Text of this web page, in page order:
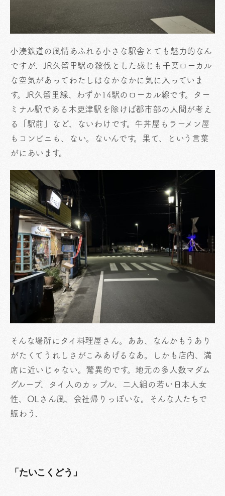
小湊鉄道の風情あふれる小さな駅舎とても魅力的なん
ですが、JR久留里駅の殺伐とした感じも千葉ローカル
な空気があってわたしはなかなかに気に入っていま
す。JR久留里線、わずか14駅のローカル線です。ター
ミナル駅である木更津駅を除けば都市部の人間が考え
る「駅前」など、ないわけです。牛丼屋もラーメン屋
もコンビニも、ない。ないんです。果て、という言葉
がにあいます。
そんな場所にタイ料理屋さん。ああ、なんかもうあり
がたくてうれしさがこみあげるなあ。しかも店内、満
席に近いじゃない。驚異的です。地元の多人数マダム
グループ、タイ人のカップル、二人組の若い日本人女
性、OLさん風、会社帰りっぽいな。そんな人たちで
賑わう、
「たいこくどう」